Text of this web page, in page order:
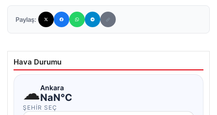
Paylaş:
Hava Durumu
☁Ankara
NaN°C
ŞEHIR SEÇ